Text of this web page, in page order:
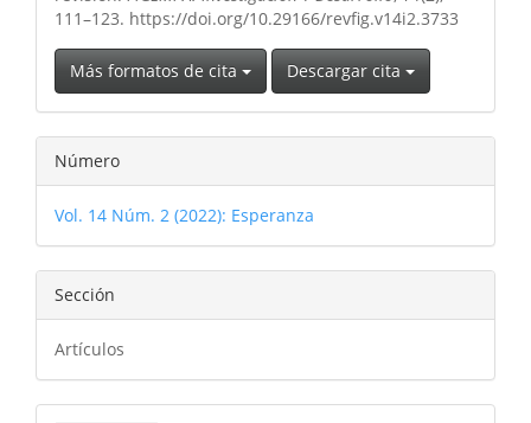
111–123. https://doi.org/10.29166/revfig.v14i2.3733
Más formatos de cita Descargar cita
Número
Vol. 14 Núm. 2 (2022): Esperanza
Sección
Artículos